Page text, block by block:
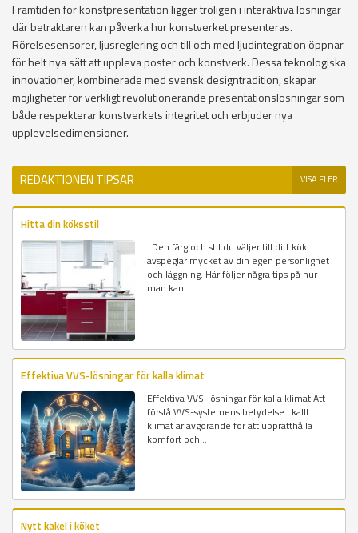
Framtiden för konstpresentation ligger troligen i interaktiva lösningar
där betraktaren kan påverka hur konstverket presenteras.
Rörelsesensorer, ljusreglering och till och med ljudintegration öppnar
för helt nya sätt att uppleva poster och konstverk. Dessa teknologiska
innovationer, kombinerade med svensk designtradition, skapar
möjligheter för verkligt revolutionerande presentationslösningar som
både respekterar konstverkets integritet och erbjuder nya
upplevelsedimensioner.
REDAKTIONEN TIPSAR VISA FLER
Hitta din köksstil
Den färg och stil du väljer till ditt kök
avspeglar mycket av din egen personlighet
och läggning. Här följer några tips på hur
man kan...
Effektiva VVS-lösningar för kalla klimat
Effektiva VVS-lösningar för kalla klimat Att
förstå VVS-systemens betydelse i kallt
klimat är avgörande för att upprätthålla
komfort och...
Nytt kakel i köket